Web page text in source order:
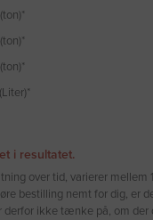
(ton)*
(ton)*
(ton)*
(Liter)*
i resultatet.
over tid, varierer
bestilling nemt for dig, er
derfor ikke tænke på, om der